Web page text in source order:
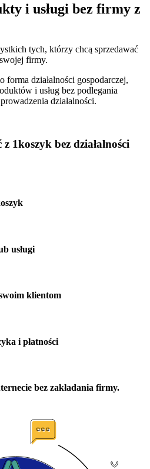
i usługi bez firmy z
tych, którzy chcą sprzedawać
firmy.
forma działalności gospodarczej,
i usług bez podlegania
działalności.
1koszyk bez działalności
usługi
klientom
i płatności
bez zakładania firmy.